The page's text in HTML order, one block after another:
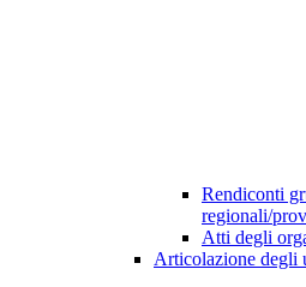
Rendiconti
regionali/
Atti degli
Articolazione degli